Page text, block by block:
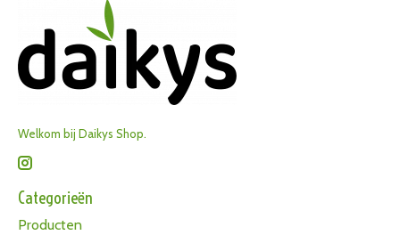
Welkom bij Daikys Shop.
Categorieën
Producten